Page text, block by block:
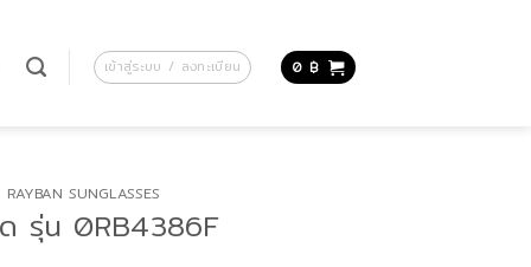
เข้าสู่ระบบ / ลงทะเบียน 0 ฿
RAYBAN SUNGLASSES
รุ่น 0RB4386F